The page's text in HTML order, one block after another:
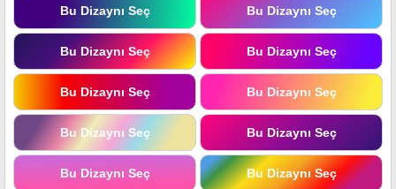
Bu Dizaynı Seç Bu Dizaynı Seç
Bu Dizaynı Seç Bu Dizaynı Seç
Bu Dizaynı Seç Bu Dizaynı Seç
Bu Dizaynı Seç Bu Dizaynı Seç
Bu Dizaynı Seç Bu Dizaynı Seç